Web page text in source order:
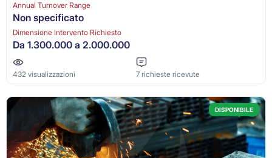
Annual Turnover Range
Non specificato
Dimensione Intervento Richiesto
Da 1.300.000 a 2.000.000
432 visualizzazioni 7 richieste ricevute
DISPONIBILE